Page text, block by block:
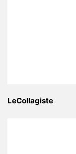
LeCollagiste